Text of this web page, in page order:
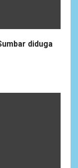
diduga